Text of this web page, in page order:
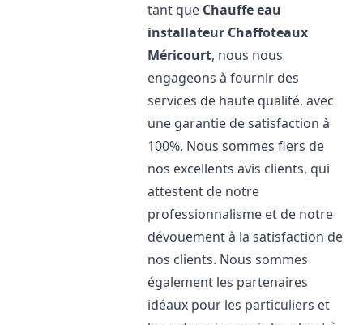
tant que Chauffe eau
installateur Chaffoteaux
Méricourt, nous nous
engageons à fournir des
services de haute qualité, avec
une garantie de satisfaction à
100%. Nous sommes fiers de
nos excellents avis clients, qui
attestent de notre
professionnalisme et de notre
dévouement à la satisfaction de
nos clients. Nous sommes
également les partenaires
idéaux pour les particuliers et